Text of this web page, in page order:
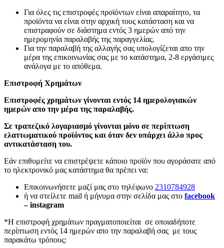
Για όλες τις επιστροφές προϊόντων είναι απαραίτητο, τα
προϊόντα να είναι στην αρχική τους κατάσταση και να
επιστραφούν σε διάστημα εντός 3 ημερών από την
ημερομηνία παραλαβής της παραγγελίας.
Για την παραλαβή της αλλαγής σας υπολογίζεται απο την
μέρα της επικοινωνίας σας με το κατάστημα, 2-8 εργάσιμες
ανάλογα με το απόθεμα.
Επιστροφή Χρημάτων
Επιστροφές χρημάτων γίνονται εντός 14 ημερολογιακών
ημερών απο την μέρα της παραλαβής.
Σε τραπεζικό λογαριασμό γίνονται μόνο σε περίπτωση
ελαττωματικού προϊόντος και όταν δεν υπάρχει άλλο προς
αντικατάσταση του.
Εάν επιθυμείτε να επιστρέψετε κάποιο προϊόν που αγοράσατε από
το ηλεκτρονικό μας κατάστημα θα πρέπει να:
Επικοινωνήσετε μαζί μας στο τηλέφωνο 2310784928
ή να στείλετε mail ή μήνυμα στην σελίδα μας στο facebook
– instagram
*Η επιστροφή χρημάτων πραγματοποιείται σε οποιαδήποτε
περίπτωση εντός 14 ημερών απο την παραλαβή σας με τους
παρακάτω τρόπους: